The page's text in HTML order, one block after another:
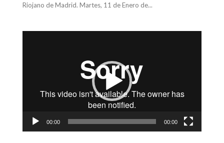
Riojano de Madrid. Martes, 11 de Enero de...
00:00 00:00